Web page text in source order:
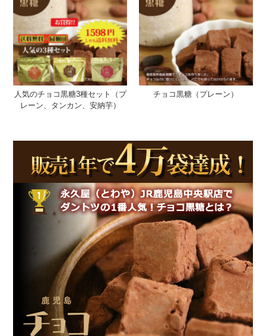
人気のチョコ黒糖3種セット（プ
レーン、タンカン、安納芋）
チョコ黒糖（プレーン）